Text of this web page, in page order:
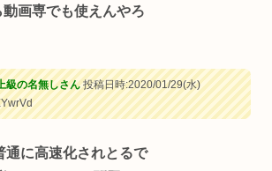
動画専でも使えんやろ
級の名無しさん投稿日時:2020/01/29(水)
通に高速化されとるで